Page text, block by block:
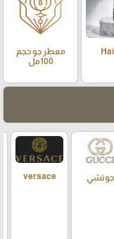
معطر جو حجم
100مل
جوتشي versace